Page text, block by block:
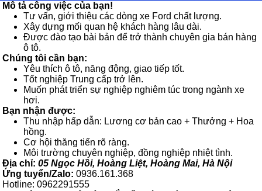
Mô tả công việc của bạn!
Tư vấn, giới thiệu các dòng xe Ford chất lượng.
Xây dựng mối quan hệ khách hàng lâu dài.
Được đào tạo bài bản để trở thành chuyên gia bán hàng
ô tô.
Chúng tôi cần bạn:
Yêu thích ô tô, năng động, giao tiếp tốt.
Tốt nghiệp Trung cấp trở lên.
Muốn phát triển sự nghiệp nghiêm túc trong ngành xe
hơi.
Bạn nhận được:
Thu nhập hấp dẫn: Lương cơ bản cao + Thưởng + Hoa
hồng.
Cơ hội thăng tiến rõ ràng.
Môi trường chuyên nghiệp, đồng nghiệp nhiệt tình.
Địa chỉ: 05 Ngọc Hồi, Hoàng Liệt, Hoàng Mai, Hà Nội
Ứng tuyển/Zalo: 0936.161.368
Hotline: 0962291555